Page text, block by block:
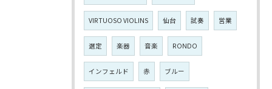
VIRTUOSO VIOLINS 仙台 試奏 営業
選定 楽器 音楽 RONDO
インフェルド 赤 ブルー